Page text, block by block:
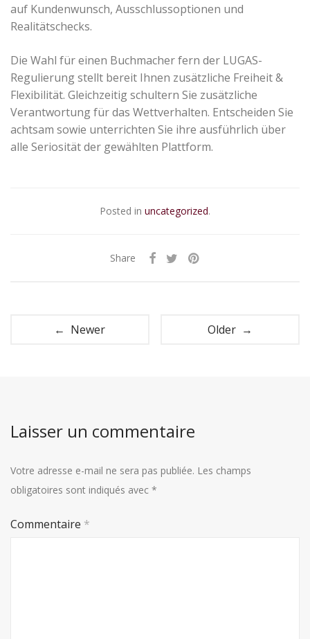
auf Kundenwunsch, Ausschlussoptionen und
Realitätschecks.
Die Wahl für einen Buchmacher fern der LUGAS-
Regulierung stellt bereit Ihnen zusätzliche Freiheit &
Flexibilität. Gleichzeitig schultern Sie zusätzliche
Verantwortung für das Wettverhalten. Entscheiden Sie
achtsam sowie unterrichten Sie ihre ausführlich über
alle Seriosität der gewählten Plattform.
Posted in uncategorized.
Share
← Newer Older →
Laisser un commentaire
Votre adresse e-mail ne sera pas publiée. Les champs
obligatoires sont indiqués avec *
Commentaire *